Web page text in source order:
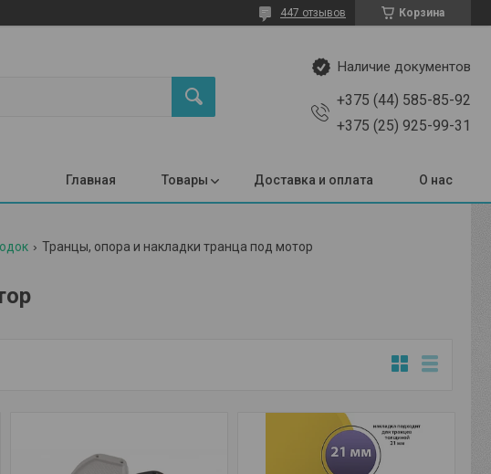
Корзина
447 отзывов
Наличие документов
+375 (44) 585-85-92
+375 (25) 925-99-31
Главная Товары Доставка и оплата О нас
Транцы, опора и накладки транца под мотор